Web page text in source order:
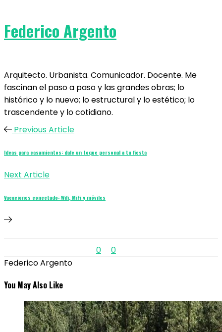
Federico Argento
Arquitecto. Urbanista. Comunicador. Docente. Me
fascinan el paso a paso y las grandes obras; lo
histórico y lo nuevo; lo estructural y lo estético; lo
trascendente y lo cotidiano.
Previous Article
Ideas para casamientos: dale un toque personal a tu fiesta
Next Article
Vacaciones conectado: Wifi, MiFi y móviles
0
0
Federico Argento
You May Also Like